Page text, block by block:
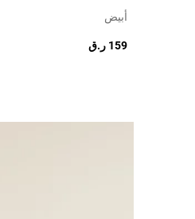
أبيض
159 ر.ق